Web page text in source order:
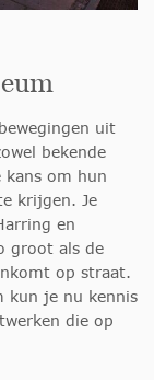
uit
bekende
kans om hun
krijgen. Je
en
groot als de
op straat.
kun je nu kennis
die op